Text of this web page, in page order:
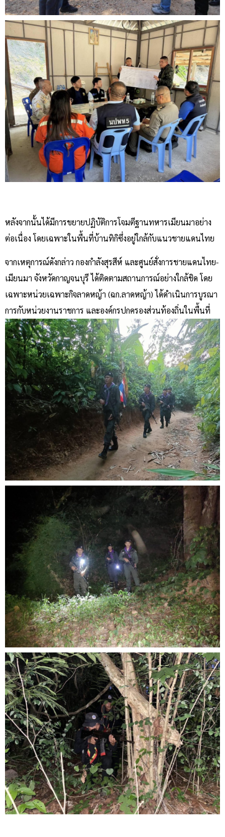
หลังจากนั้นได้มีการขยายปฏิบัติการโจมตีฐานทหารเมียนมาอย่าง
ต่อเนื่อง โดยเฉพาะในพื้นที่บ้านทิกิซึ่งอยู่ใกล้กับแนวชายแดนไทย
จากเหตุการณ์ดังกล่าว กองกำลังสุรสีห์ และศูนย์สั่งการชายแดนไทย-
เมียนมา จังหวัดกาญจนบุรี ได้ติดตามสถานการณ์อย่างใกล้ชิด โดย
เฉพาะหน่วยเฉพาะกิจลาดหญ้า (ฉก.ลาดหญ้า) ได้ดำเนินการบูรณา
การกับหน่วยงานราชการ และองค์กรปกครองส่วนท้องถิ่นในพื้นที่